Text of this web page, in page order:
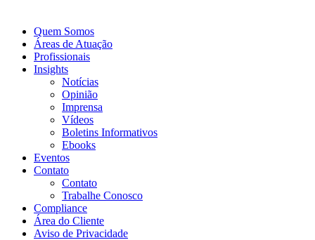
Quem Somos
Áreas de Atuação
Profissionais
Insights
Notícias
Opinião
Imprensa
Vídeos
Boletins Informativos
Ebooks
Eventos
Contato
Contato
Trabalhe Conosco
Compliance
Área do Cliente
Aviso de Privacidade